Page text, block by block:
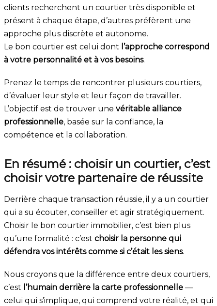
clients recherchent un courtier très disponible et
présent à chaque étape, d’autres préfèrent une
approche plus discrète et autonome.
Le bon courtier est celui dont l’approche correspond
à votre personnalité et à vos besoins.
Prenez le temps de rencontrer plusieurs courtiers,
d’évaluer leur style et leur façon de travailler.
L’objectif est de trouver une véritable alliance
professionnelle, basée sur la confiance, la
compétence et la collaboration.
En résumé : choisir un courtier, c’est
choisir votre partenaire de réussite
Derrière chaque transaction réussie, il y a un courtier
qui a su écouter, conseiller et agir stratégiquement.
Choisir le bon courtier immobilier, c’est bien plus
qu’une formalité : c’est choisir la personne qui
défendra vos intérêts comme si c’était les siens.
Nous croyons que la différence entre deux courtiers,
c’est l’humain derrière la carte professionnelle —
celui qui s’implique, qui comprend votre réalité, et qui